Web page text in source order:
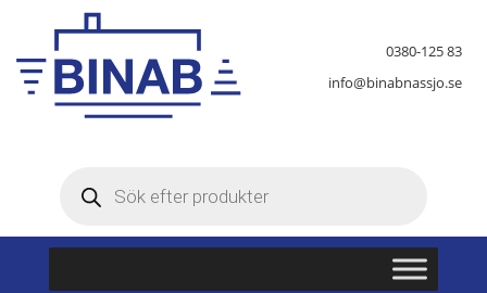
0380-125 83
info@binabnassjo.se